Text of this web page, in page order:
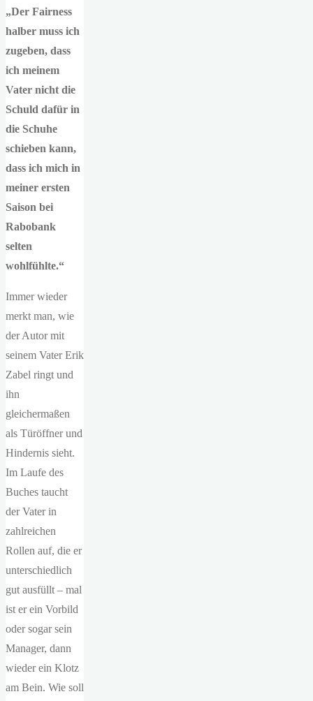
„Der Fairness
halber muss ich
zugeben, dass
ich meinem
Vater nicht die
Schuld dafür in
die Schuhe
schieben kann,
dass ich mich in
meiner ersten
Saison bei
Rabobank
selten
wohlfühlte.“
Immer wieder
merkt man, wie
der Autor mit
seinem Vater Erik
Zabel ringt und
ihn
gleichermaßen
als Türöffner und
Hindernis sieht.
Im Laufe des
Buches taucht
der Vater in
zahlreichen
Rollen auf, die er
unterschiedlich
gut ausfüllt – mal
ist er ein Vorbild
oder sogar sein
Manager, dann
wieder ein Klotz
am Bein. Wie soll